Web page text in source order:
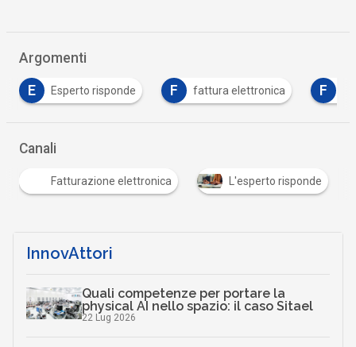
Argomenti
E Esperto risponde F fattura elettronica F
Canali
Fatturazione elettronica L'esperto risponde
InnovAttori
Quali competenze per portare la
physical AI nello spazio: il caso Sitael
22 Lug 2026